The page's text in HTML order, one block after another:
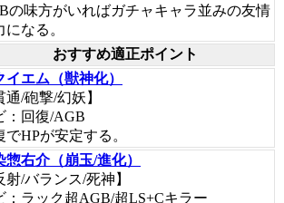
の味方がいればガチャキャラ並みの友情
になる。
おすすめ適正ポイント
イエム（獣神化）
通/砲撃/幻妖】
：回復/AGB
でHPが安定する。
惣右介（崩玉/進化）
射/バランス/死神】
：ラック超AGB/超LS+Cキラー